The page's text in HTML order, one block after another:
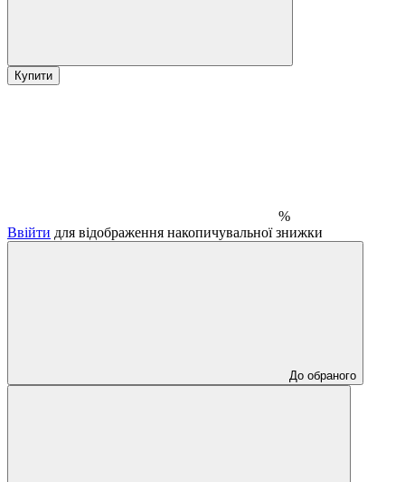
Купити
%
Ввійти для відображення накопичувальної знижки
До обраного